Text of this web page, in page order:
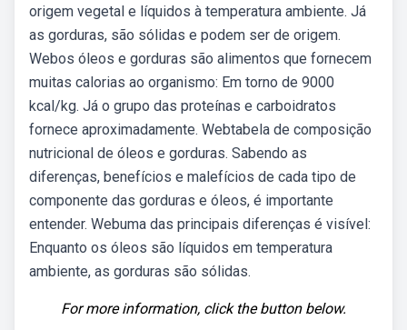
origem vegetal e líquidos à temperatura ambiente. Já
as gorduras, são sólidas e podem ser de origem.
Webos óleos e gorduras são alimentos que fornecem
muitas calorias ao organismo: Em torno de 9000
kcal/kg. Já o grupo das proteínas e carboidratos
fornece aproximadamente. Webtabela de composição
nutricional de óleos e gorduras. Sabendo as
diferenças, benefícios e malefícios de cada tipo de
componente das gorduras e óleos, é importante
entender. Webuma das principais diferenças é visível:
Enquanto os óleos são líquidos em temperatura
ambiente, as gorduras são sólidas.
For more information, click the button below.